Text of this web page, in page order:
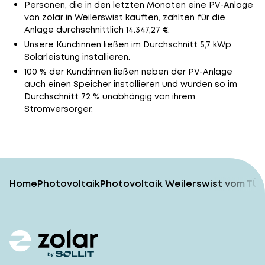
Personen, die in den letzten Monaten eine PV-Anlage
von zolar in Weilerswist kauften, zahlten für die
Anlage durchschnittlich 14.347,27 €.
Unsere Kund:innen ließen im Durchschnitt 5,7 kWp
Solarleistung installieren.
100 % der Kund:innen ließen neben der PV-Anlage
auch einen Speicher installieren und wurden so im
Durchschnitt 72 % unabhängig von ihrem
Stromversorger.
HomePhotovoltaikPhotovoltaik Weilerswist vom